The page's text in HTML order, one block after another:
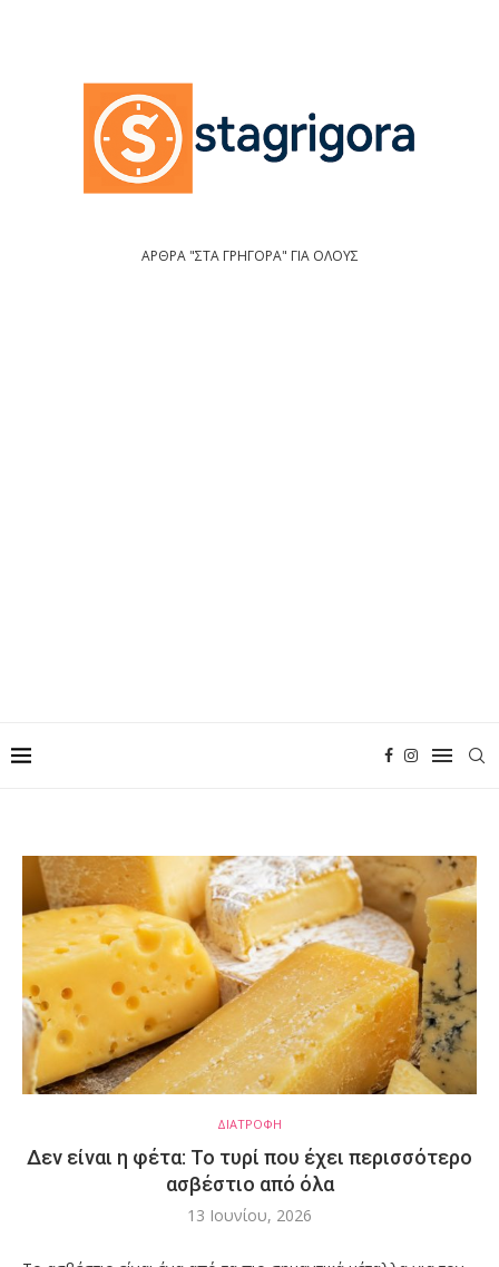
ΑΡΘΡΑ "ΣΤΑ ΓΡΗΓΟΡΑ" ΓΙΑ ΟΛΟΥΣ
ΔΙΑΤΡΟΦΗ
Δεν είναι η φέτα: Το τυρί που έχει περισσότερο
ασβέστιο από όλα
13 Ιουνίου, 2026